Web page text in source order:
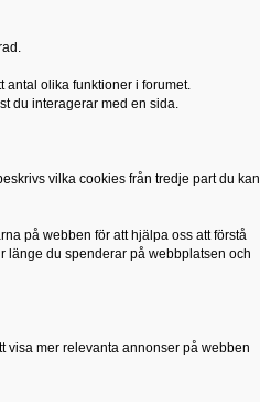
olika funktioner i forumet.
du interagerar med en sida.
vilka cookies från tredje part du kan
på webben för att hjälpa oss att förstå
länge du spenderar på webbplatsen och
visa mer relevanta annonser på webben